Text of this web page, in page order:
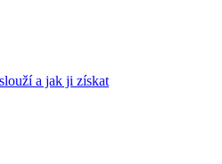
a jak ji získat